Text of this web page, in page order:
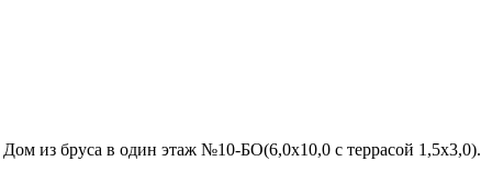
Дом из бруса в один этаж №10-БО(6,0х10,0 с террасой 1,5х3,0).